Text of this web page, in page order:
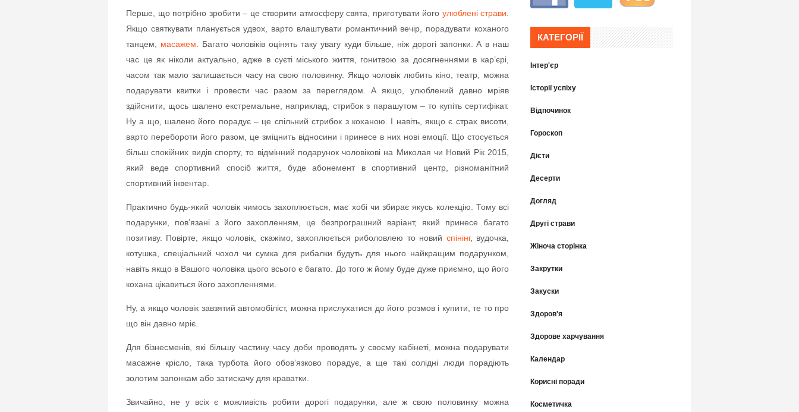
Перше, що потрібно зробити – це створити атмосферу свята, приготувати його улюблені страви
Якщо святкувати планується удвох, варто влаштувати романтичний вечір, порадувати коханого
танцем, масажем . Багато чоловіків оцінять таку увагу куди більше, ніж дорогі запонки. А в наш
час це як ніколи актуально, адже в суєті міського життя, гонитвою за досягненнями в кар’єрі,
часом так мало залишається часу на свою половинку. Якщо чоловік любить кіно, театр, можна
подарувати квитки і провести час разом за переглядом. А якщо, улюблений давно мріяв
здійснити, щось шалено екстремальне, наприклад, стрибок з парашутом – то купіть сертифікат.
Ну а що, шалено його порадує – це спільний стрибок з коханою. І навіть, якщо є страх висоти,
варто перебороти його разом, це зміцнить відносини і принесе в них нові емоції. Що стосується
більш спокійних видів спорту, то відмінний подарунок чоловікові на Миколая чи Новий Рік 2015,
який веде спортивний спосіб життя, буде абонемент в спортивний центр, різноманітний
спортивний інвентар.
Практично будь-який чоловік чимось захоплюється, має хобі чи збирає якусь колекцію. Тому всі
подарунки, пов’язані з його захопленням, це безпрограшний варіант, який принесе багато
позитиву. Повірте, якщо чоловік, скажімо, захоплюється риболовлею то новий спінінг, вудочка,
котушка, спеціальний чохол чи сумка для рибалки будуть для нього найкращим подарунком,
навіть якщо в Вашого чоловіка цього всього є багато. До того ж йому буде дуже приємно, що його
кохана цікавиться його захопленнями.
Ну, а якщо чоловік завзятий автомобіліст, можна прислухатися до його розмов і купити, те то про
що він давно мріє.
Для бізнесменів, які більшу частину часу доби проводять у своєму кабінеті, можна подарувати
масажне крісло, така турбота його обов’язково порадує, а ще такі солідні люди порадіють
золотим запонкам або затискачу для краватки.
Звичайно, не у всіх є можливість робити дорогі подарунки, але ж свою половинку можна
КАТЕГОРІЇ
Інтер'єр
Історії успіху
Відпочинок
Гороскоп
Дієти
Десерти
Догляд
Другі страви
Жіноча сторінка
Закрутки
Закуски
Здоров'я
Здорове харчування
Календар
Корисні поради
Косметичка